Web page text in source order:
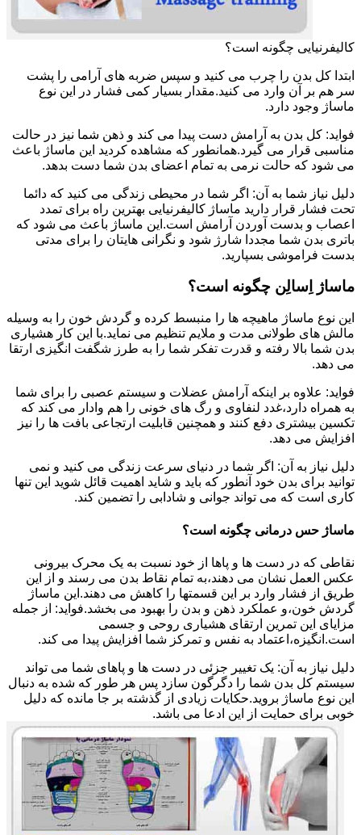
کالیفرنیایی چگونه است؟
ابتدا کل بدن را چرب می کنید و سپس ضربه های آرامی را پشت
سر هم بر آن وارد می کنید.مقدار بسیار کمی فشار در این نوع
ماساژ وجود دارد.
فواید: کل بدن به آرامش دست پیدا می کند و ذهن شما نیز در حالت
مناسبی قرار می گیرد.همانطور که مشاهده کردید این ماساژ باعث
می شود که حالت نرمی به تمام اعضای بدن شما دست بدهد.
دلیل نیاز شما به آن: اگر شما در محیطی زندگی می کنید که دائما
تحت فشار قرار دارید ماساژ کالیفرنیایی بهترین راه برای تمدد
اعصاب و بدست آوردن آرامش است.این ماساژ باعث می شود که
باتری بدن شما مجددا شارژ شود و نگرانی هایتان را برای مدتی
بدست فراموشی بسپارید.
ماساژ اِسالِن چگونه است؟
این نوع ماساژ ماهیچه ها را منبسط کرده و گردش خون را به وسیله
مالش های طولانی مدت و ملایم تنظیم می نماید.با این کار هشیاری
بدن شما بالا رفته و قدرت تفکر شما را به طرز شگفت انگیزی ارتقا
می دهد.
فواید: علاوه بر اینکه آرامش عضلات و سیستم عصبی را برای شما
به همراه دارد،غدد لنفاوی و رگ های خونی را هم وادار می کند که
تکسین بیشتری دفع کنند و همچنین قابلیت ارتجاعی بافت ها را نیز
افزایش می دهد.
دلیل نیاز به آن: اگر شما در دنیای سرعت زندگی می کنید و نمی
توانید برای بدن خود آنطور که باید و شاید اهمیت قائل شوید این تنها
کاری است که می تواند جوانی و شادابی را تضمین کند.
ماساژ حس درمانی چگونه است؟
نقاطی که در دست ها و پاها از خود نسبت به یک محرک بیرونی
عکس العمل نشان می دهند،به تمام نقاط بدن می رسند و از این
طریق از فشار وارد بر این قسمتها را کاهش می دهند.این ماساژ
گردش خون،و عملکرد ذهن و بدن را بهبود می بخشد.فواید: از جمله
مزایای این تمرین ارتقای هشیاری روحی و جسمی
است.انگیزه،اعتماد به نفس و تمرکز شما افزایش پیدا می کند.
دلیل نیاز به آن: یک تغییر جزئی در دست ها و پاهای شما می تواند
سیستم کل بدن شما را دگرگون سازد پس هر طور که شده به دنبال
این نوع ماساژ بروید.حکایات زیادی از گذشته بر جا مانده که دلیل
خوبی برای حمایت از این ادعا می باشد.